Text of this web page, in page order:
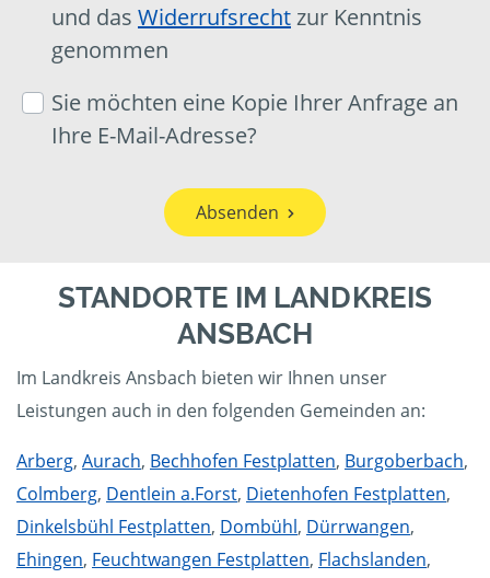
und das Widerrufsrechtzur Kenntnis
genommen
Sie möchten eine Kopie Ihrer Anfrage an
Ihre E-Mail-Adresse?
Absenden
STANDORTE IM LANDKREIS
ANSBACH
Im Landkreis Ansbach bieten wir Ihnen unser
Leistungen auch in den folgenden Gemeinden an:
Arberg, Aurach, Bechhofen Festplatten, Burgoberbach,
Colmberg, Dentlein a.Forst, Dietenhofen Festplatten,
Dinkelsbühl Festplatten, Dombühl, Dürrwangen,
Ehingen, Feuchtwangen Festplatten, Flachslanden,